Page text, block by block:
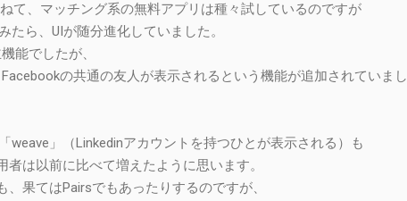
て、マッチング系の無料アプリは種々試しているのですが
たら、UIが随分進化していました。
能でしたが、
の共通の友人が表示されるという機能が追加されていまし
weave」（Linkedinアカウントを持つひとが表示される）も
は以前に比べて増えたように思います。
、果てはPairsでもあったりするのですが、